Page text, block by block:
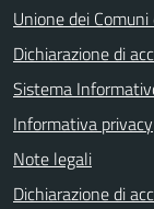
Unione dei
Dichiarazione di
Sistema
Informativa privacy
Note legali
Dichiarazione di